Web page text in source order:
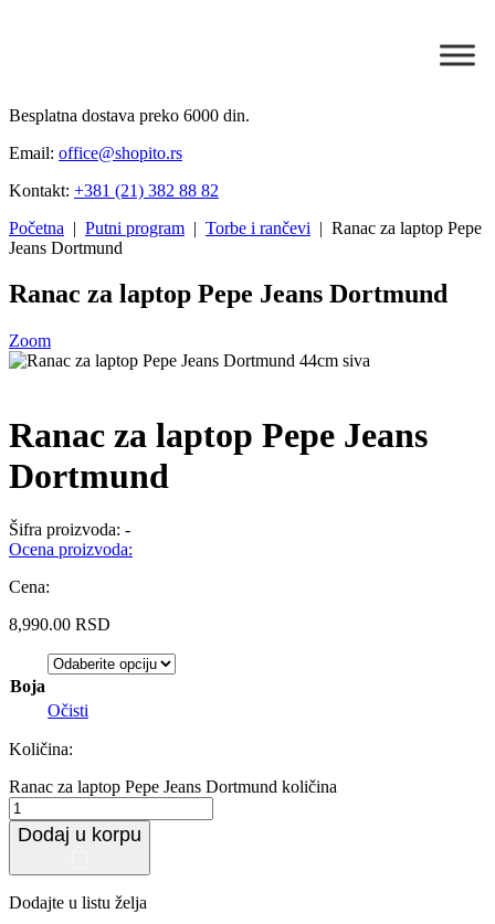
Besplatna dostava preko 6000 din.
Email: office@shopito.rs
Kontakt: +381 (21) 382 88 82
Početna | Putni program | Torbe i rančevi | Ranac za laptop Pepe
Jeans Dortmund
Ranac za laptop Pepe Jeans Dortmund
Zoom
Ranac za laptop Pepe Jeans
Dortmund
Šifra proizvoda: -
Ocena proizvoda:
Cena:
8,990.00 RSD
Boja
Očisti
Količina:
Ranac za laptop Pepe Jeans Dortmund količina
Dodaj u korpu
Dodajte u listu želja